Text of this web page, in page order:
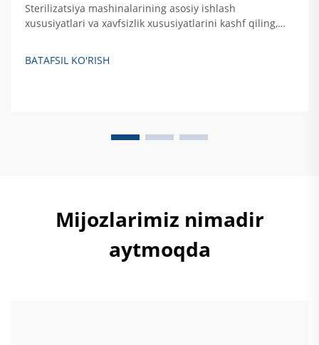
Sterilizatsiya mashinalarining asosiy ishlash
xususiyatlari va xavfsizlik xususiyatlarini kashf qiling,
samarali qattiq akslantiruvchi sterilizatsiya qilishni
BATAFSIL KO'RISH
Mijozlarimiz nimadir
aytmoqda